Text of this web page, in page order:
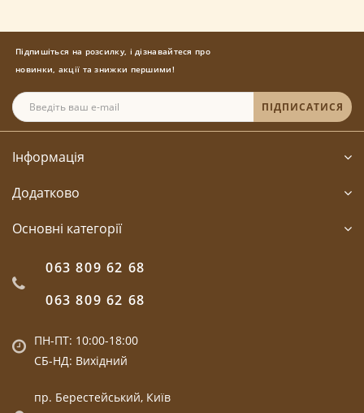
Підпишіться на розсилку, і дізнавайтеся про
новинки, акції та знижки першими!
ПІДПИСАТИСЯ
Інформація
Додатково
Основні категорії
063 809 62 68
063 809 62 68
ПН-ПТ: 10:00-18:00
СБ-НД: Вихідний
пр. Берестейський, Київ